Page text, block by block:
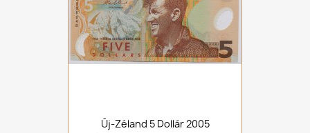
Új-Zéland 5 Dollár 2005